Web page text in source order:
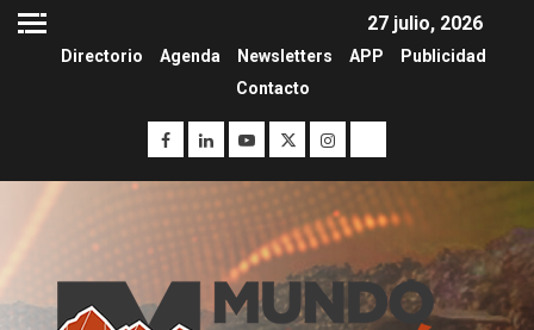
27 julio, 2026
Directorio Agenda Newsletters APP
Publicidad
Contacto